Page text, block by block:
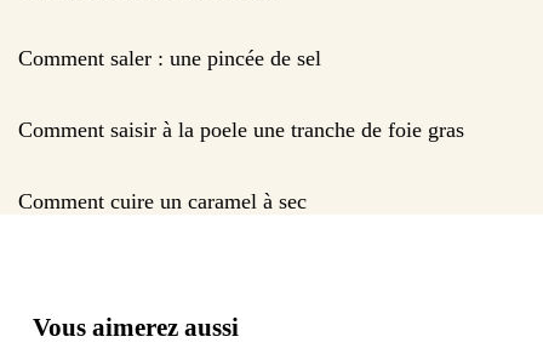
Comment saler : une pincée de sel
Comment saisir à la poele une tranche de foie gras
Comment cuire un caramel à sec
Vous aimerez aussi